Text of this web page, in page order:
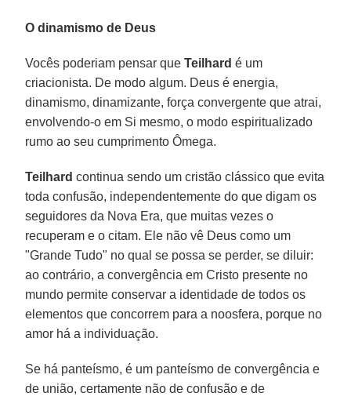
O dinamismo de Deus
Vocês poderiam pensar queTeilhard é um
criacionista. De modo algum. Deus é energia,
dinamismo, dinamizante, força convergente que atrai,
envolvendo-o em Si mesmo, o modo espiritualizado
rumo ao seu cumprimento Ômega.
Teilhard continua sendo um cristão clássico que evita
toda confusão, independentemente do que digam os
seguidores da Nova Era, que muitas vezes o
recuperam e o citam. Ele não vê Deus como um
"Grande Tudo" no qual se possa se perder, se diluir:
ao contrário, a convergência em Cristo presente no
mundo permite conservar a identidade de todos os
elementos que concorrem para a noosfera, porque no
amor há a individuação.
Se há panteísmo, é um panteísmo de convergência e
de união, certamente não de confusão e de